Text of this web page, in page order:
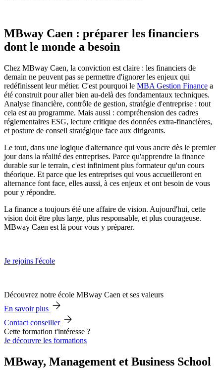
MBway Caen : préparer les financiers
dont le monde a besoin
Chez MBway Caen, la conviction est claire : les financiers de
demain ne peuvent pas se permettre d'ignorer les enjeux qui
redéfinissent leur métier. C'est pourquoi le MBA Gestion Finance a
été construit pour aller bien au-delà des fondamentaux techniques.
Analyse financière, contrôle de gestion, stratégie d'entreprise : tout
cela est au programme. Mais aussi : compréhension des cadres
réglementaires ESG, lecture critique des données extra-financières,
et posture de conseil stratégique face aux dirigeants.
Le tout, dans une logique d'alternance qui vous ancre dès le premier
jour dans la réalité des entreprises. Parce qu'apprendre la finance
durable sur le terrain, c'est infiniment plus formateur qu'un cours
théorique. Et parce que les entreprises qui vous accueilleront en
alternance font face, elles aussi, à ces enjeux et ont besoin de vous
pour y répondre.
La finance a toujours été une affaire de vision. Aujourd'hui, cette
vision doit être plus large, plus responsable, et plus courageuse.
MBway Caen est là pour vous y préparer.
Je rejoins l'école
Découvrez notre école MBway Caen et ses valeurs
En savoir plus
Contact conseiller
Cette formation t'intéresse ?
Je découvre les formations
MBway, Management et Business School